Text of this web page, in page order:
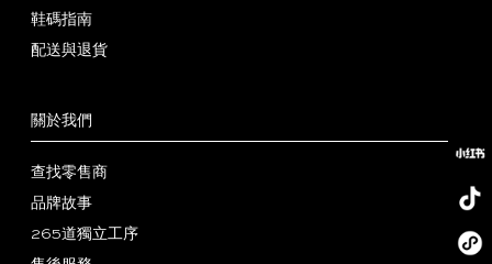
鞋碼指南
配送與退貨
關於我們
查找零售商
品牌故事
265道獨立工序